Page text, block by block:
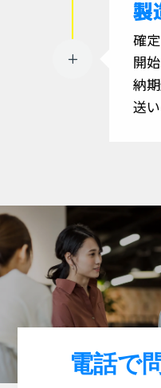
L
製
確
開始
納
送
電話で